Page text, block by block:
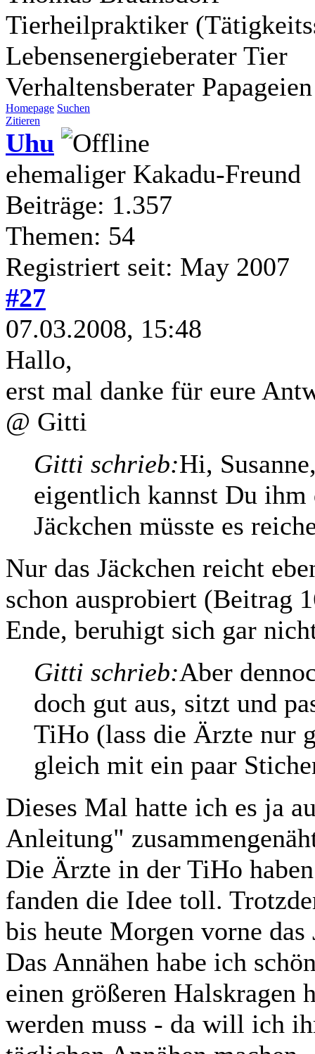
Tierheilpraktiker
Lebensenergieberater Tier
Verhaltensberater Papageien
Homepage Suchen
Zitieren
Uhu
ehemaliger Kakadu-Freund
Beiträge: 1.357
Themen: 54
Registriert seit: May 2007
#27
07.03.2008, 15:48
Hallo,
erst mal danke für eure
@ Gitti
Gitti schrieb:Hi,
eigentlich kannst Du ihm
Jäckchen müsste es
Nur das Jäckchen reicht
schon ausprobiert (Beitrag
Ende, beruhigt sich gar
Gitti schrieb:Aber
doch gut aus, sitzt und
TiHo (lass die Ärzte nur
gleich mit ein paar
Dieses Mal hatte ich es ja
Anleitung"
Die Ärzte in der TiHo
fanden die Idee toll.
bis heute Morgen vorne
Das Annähen habe ich
einen größeren Halskragen
werden muss - da will ich